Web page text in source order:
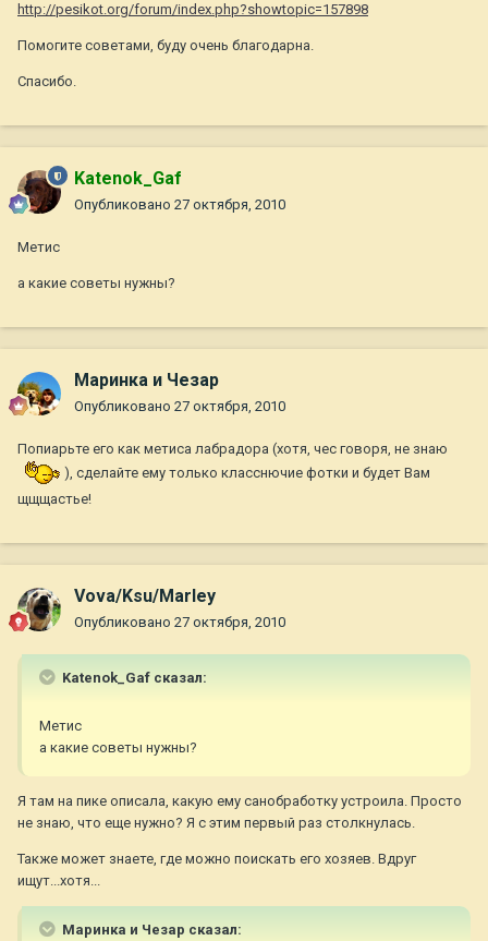
http://pesikot.org/forum/index.php?showtopic=157898
Помогите советами, буду очень благодарна.
Спасибо.
Katenok_Gaf
Опубликовано 27 октября, 2010
Метис
а какие советы нужны?
Маринка и Чезар
Опубликовано 27 октября, 2010
Попиарьте его как метиса лабрадора (хотя, чес говоря, не знаю
), сделайте ему только класснючие фотки и будет Вам
щщщастье!
Vova/Ksu/Marley
Опубликовано 27 октября, 2010
Katenok_Gaf сказал:
Метис
а какие советы нужны?
Я там на пике описала, какую ему санобработку устроила. Просто
не знаю, что еще нужно? Я с этим первый раз столкнулась.
Также может знаете, где можно поискать его хозяев. Вдруг
ищут...хотя...
Маринка и Чезар сказал: